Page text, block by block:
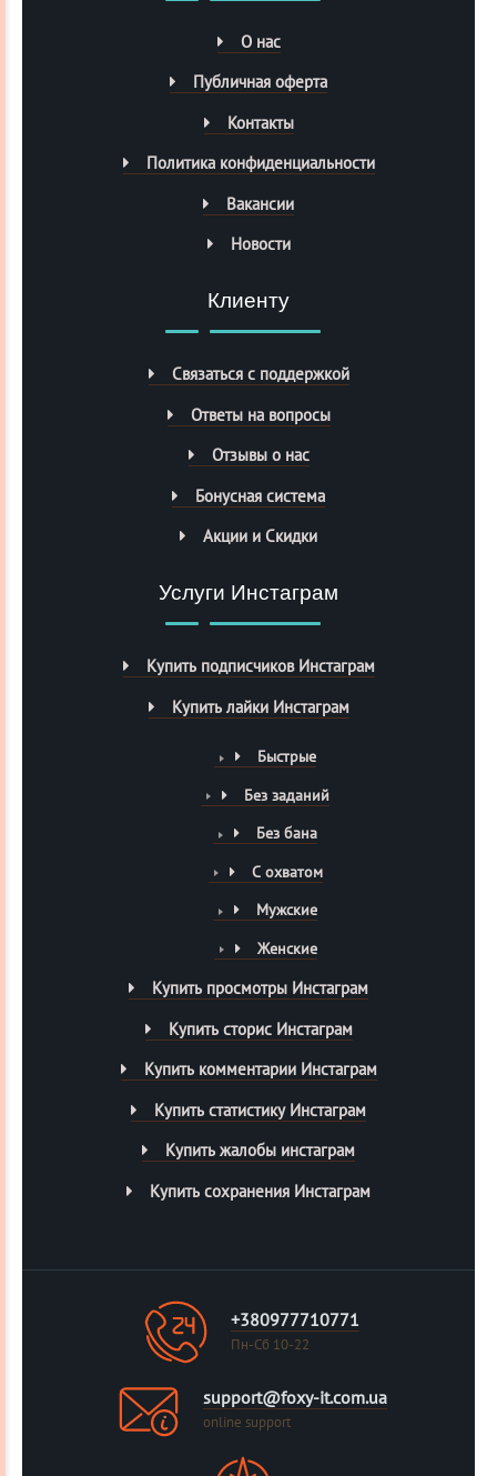
О нас
Публичная оферта
Контакты
Политика конфиденциальности
Вакансии
Новости
Клиенту
Связаться с поддержкой
Ответы на вопросы
Отзывы о нас
Бонусная система
Акции и Скидки
Услуги Инстаграм
Купить подписчиков Инстаграм
Купить лайки Инстаграм
Быстрые
Без заданий
Без бана
С охватом
Мужские
Женские
Купить просмотры Инстаграм
Купить сторис Инстаграм
Купить комментарии Инстаграм
Купить статистику Инстаграм
Купить жалобы инстаграм
Купить сохранения Инстаграм
+380977710771
Пн-Сб 10-22
support@foxy-it.com.ua
online support